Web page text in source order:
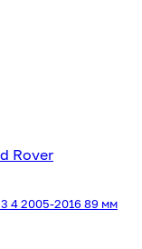
4 2005-2016 89 мм